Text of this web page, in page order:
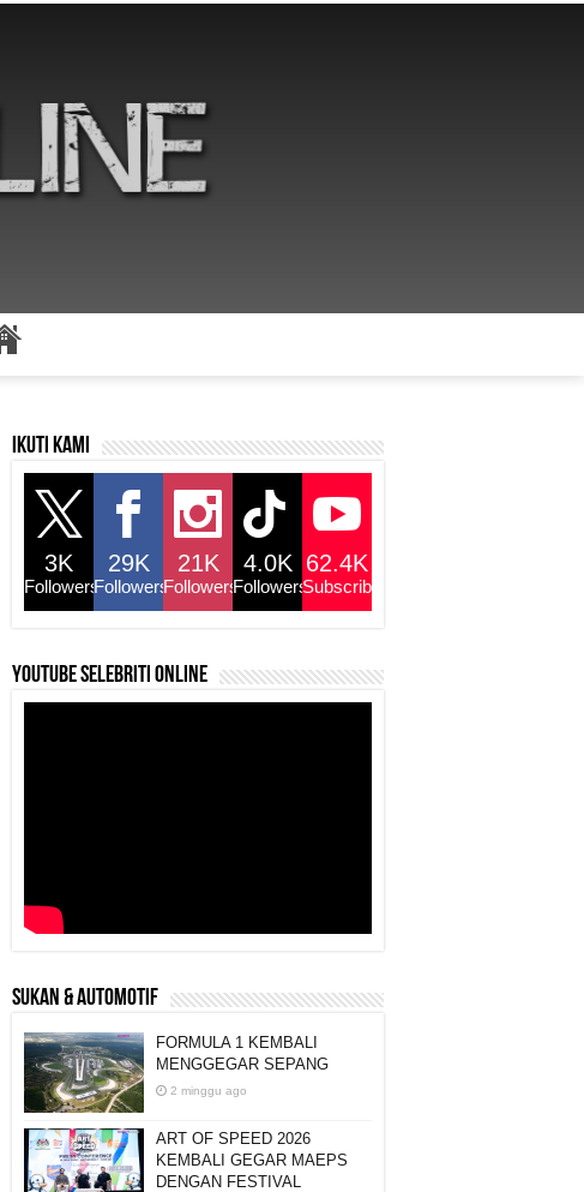
Ikuti kami
3K
Followers
29K
Followers
21K
Followers
4.0K
Followers
62.4K
Subscribers
YouTube selebriti online
SUKAN & AUTOMOTIF
FORMULA 1 KEMBALI
MENGGEGAR SEPANG
2 minggu ago
ART OF SPEED 2026
KEMBALI GEGAR MAEPS
DENGAN FESTIVAL